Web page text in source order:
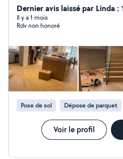
Dernier avis laissé par Linda :
Il y a 1 mois
Rdv non honoré
Pose de sol Dépose de parquet
Voir le profil